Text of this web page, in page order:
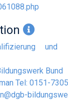
und
Bund
Tel: 0151-